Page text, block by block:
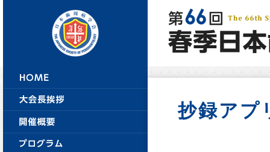
抄録アプ